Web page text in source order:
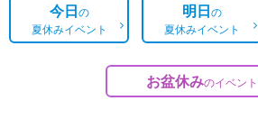
今日の
夏休みイベント
明日の
夏休みイベント
お盆休みのイベント